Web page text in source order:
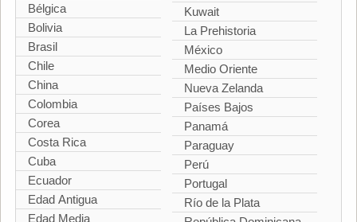
Bélgica
Bolivia
Brasil
Chile
China
Colombia
Corea
Costa Rica
Cuba
Ecuador
Edad Antigua
Edad Media
Kuwait
La Prehistoria
México
Medio Oriente
Nueva Zelanda
Países Bajos
Panamá
Paraguay
Perú
Portugal
Río de la Plata